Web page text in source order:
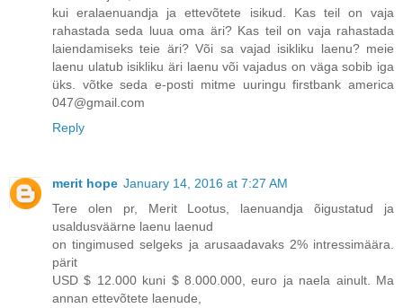
kui eralaenuandja ja ettevõtete isikud. Kas teil on vaja
rahastada seda luua oma äri? Kas teil on vaja rahastada
laiendamiseks teie äri? Või sa vajad isikliku laenu? meie
laenu ulatub isikliku äri laenu või vajadus on väga sobib iga
üks. võtke seda e-posti mitme uuringu firstbank america
047@gmail.com
Reply
merit hope January 14, 2016 at 7:27 AM
Tere olen pr, Merit Lootus, laenuandja õigustatud ja
usaldusväärne laenu laenud
on tingimused selgeks ja arusaadavaks 2% intressimäära.
pärit
USD $ 12.000 kuni $ 8.000.000, euro ja naela ainult. Ma
annan ettevõtete laenude,